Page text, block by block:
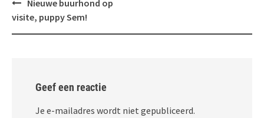
navigatie
Nieuwe buurhond op
visite, puppy Sem!
Geef een reactie
Je e-mailadres wordt niet gepubliceerd.